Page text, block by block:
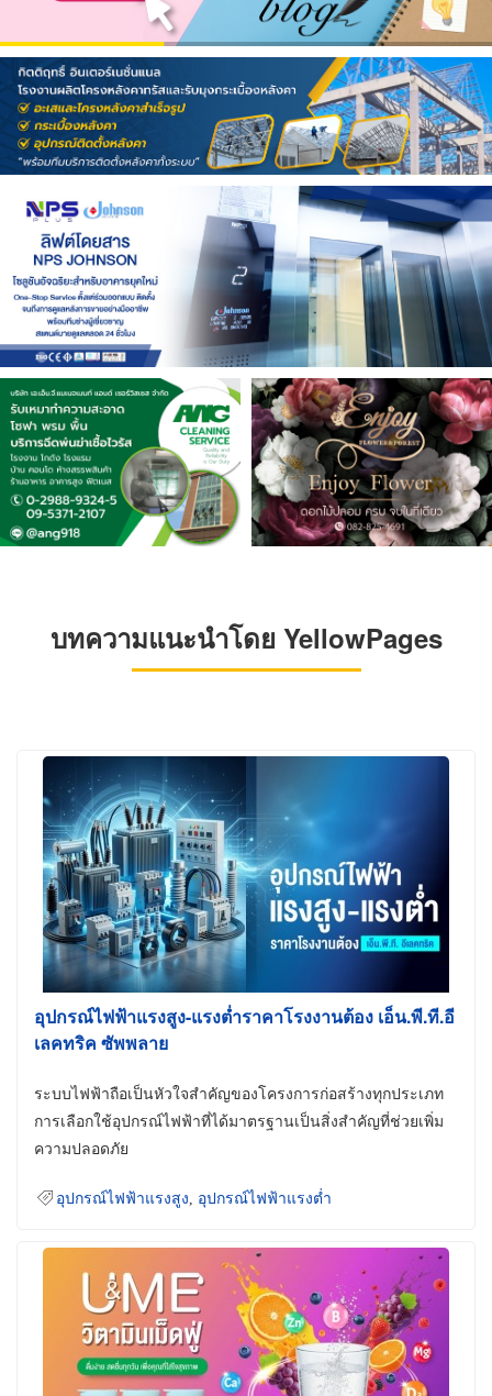
บทความแนะนำโดย YellowPages
อุปกรณ์ไฟฟ้าแรงสูง-แรงต่ำราคาโรงงานต้อง เอ็น.พี.ที.อี
เลคทริค ซัพพลาย
ระบบไฟฟ้าถือเป็นหัวใจสำคัญของโครงการก่อสร้างทุกประเภท
การเลือกใช้อุปกรณ์ไฟฟ้าที่ได้มาตรฐานเป็นสิ่งสำคัญที่ช่วยเพิ่ม
ความปลอดภัย
อุปกรณ์ไฟฟ้าแรงสูง อุปกรณ์ไฟฟ้าแรงต่ำ